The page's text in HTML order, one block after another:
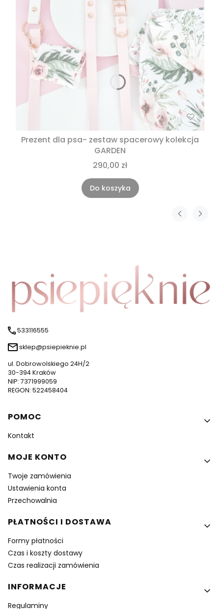
Prezent dla psa- zestaw spacerowy kolekcja
GARDEN
290,00 zł
Do koszyka
533116555
sklep@psiepieknie.pl
ul. Dobrowolskiego 24H/2
30-394 Kraków
NIP: 7371999059
REGON: 522458404
Linki w stopce
POMOC
Kontakt
MOJE KONTO
Twoje zamówienia
Ustawienia konta
Przechowalnia
PŁATNOŚCI I DOSTAWA
Formy płatności
Czas i koszty dostawy
Czas realizacji zamówienia
INFORMACJE
Regulaminy